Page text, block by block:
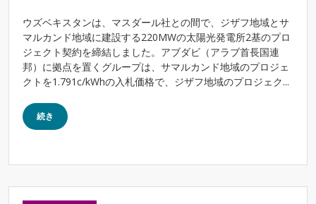
ウズベキスタンは、マスダール社との間で、ジザフ地域とサ
マルカンド地域に建設する220MWの太陽光発電所2基のプロ
ジェクト契約を締結しました。アブダビ（アラブ首長国連
邦）に拠点を置くグループは、サマルカンド地域のプロジェ
クトを1.791c/kWhの入札価格で、ジザフ地域のプロジェク...
続き